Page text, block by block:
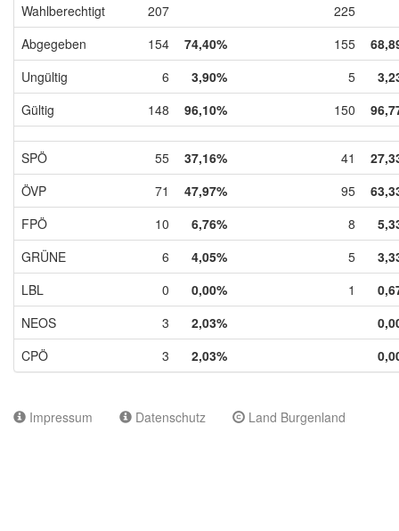
Wahlberechtigt
207
225
Abgegeben
154 74,40% 155
Ungültig
6 3,90% 5
Gültig
148 96,10% 150
SPÖ 55 37,16% 41
ÖVP
71 47,97% 95
FPÖ
10 6,76% 8
GRÜNE
6 4,05% 5
LBL
0 0,00% 1
NEOS
3 2,03%
CPÖ
3 2,03%
Impressum Datenschutz Land Burgenland